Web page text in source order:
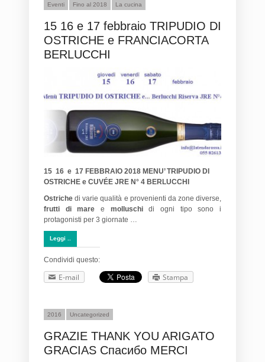
Eventi Fino al 2018 La cucina
15 16 e 17 febbraio TRIPUDIO DI
OSTRICHE e FRANCIACORTA
BERLUCCHI
15 16 e 17 FEBBRAIO 2018 MENU’ TRIPUDIO DI
OSTRICHE e CUVÉE JRE N° 4 BERLUCCHI
Ostriche di varie qualità e provenienti da zone diverse,
frutti di mare e molluschidi ogni tipo sono i
protagonisti per 3 giornate …
Leggi ..
Condividi questo:
E-mail Stampa
2016 Uncategorized
GRAZIE THANK YOU ARIGATO
GRACIAS Спасибо MERCI